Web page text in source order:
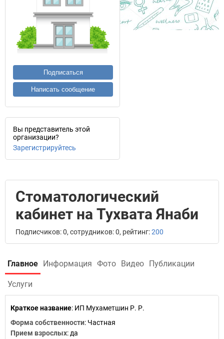
Подписаться
Написать сообщение
Вы представитель этой
организации?
Зарегистрируйтесь
Стоматологический
кабинет на Тухвата Янаби
Подписчиков: 0, сотрудников: 0, рейтинг:200
Главное Информация Фото Видео Публикации
Услуги
Краткое название: ИП Мухаметшин Р. Р.
Форма собственности: Частная
Прием взрослых: да